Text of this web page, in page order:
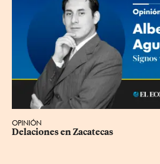
OPINIÓN
Delaciones en Zacatecas